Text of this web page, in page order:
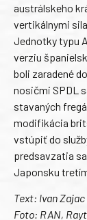
austrálskeho
vertikálnymi
Jednotky typu
verziu
boli zaradené
nosičmi SPDL
stavaných
modifikácia
vstúpiť do
predsavzatia
Japonsku
Text: Ivan Zajac
Foto: RAN,